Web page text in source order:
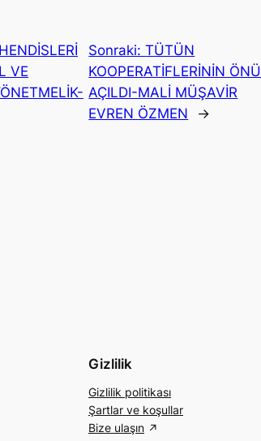
VE
Sonraki:TÜTÜN
KOOPERATİFLERİNİN ÖNÜ
AÇILDI-MALİ MÜŞAVİR
EVREN ÖZMEN
→
Gizlilik
Gizlilik politikası
Şartlar ve koşullar
Bize ulaşın